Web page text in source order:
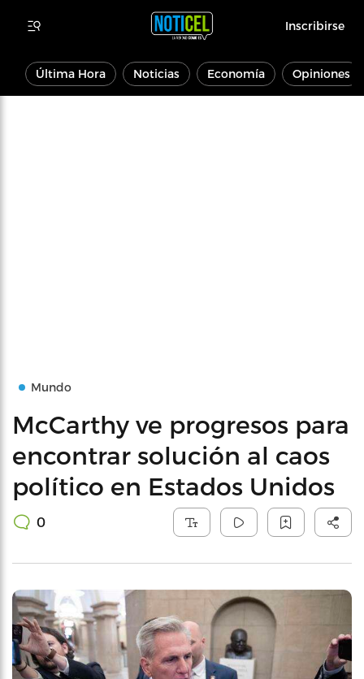
Inscribirse
Última Hora Noticias Economía Opiniones
Mundo
McCarthy ve progresos para
encontrar solución al caos
político en Estados Unidos
0